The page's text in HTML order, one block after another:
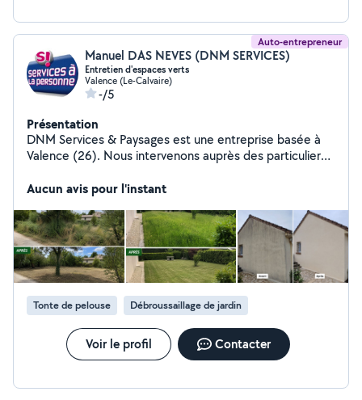
Auto-entrepreneur
Manuel DAS NEVES (DNM SERVICES)
Entretien d'espaces verts
Valence (Le-Calvaire)
-/5
Présentation
DNM Services & Paysages est une entreprise basée à
Valence (26). Nous intervenons auprès des particuliers,
Drôme-Ardèche. Nos prestations sont l'entretien,
Entretien des espaces verts : tonte, débroussaillage,
désherbage, taille, élagage, abattage et dessouchage
Aménagement : terrassement, enrochement, pose de
clotures. Nettoyage : Élimination des mousses, algues,
lichens et salissures sur façades, terrasses, cours,
dallages et murs de clôtures. Devis et déplacement
gratuits. Interventions ponctuelles ou contrats réguliers .
Crédit d'impôt et avance immédiate de crédit d'impôt
sous conditions
Aucun avis pour l'instant
Tonte de pelouse Débroussaillage de jardin
Voir le profil Contacter